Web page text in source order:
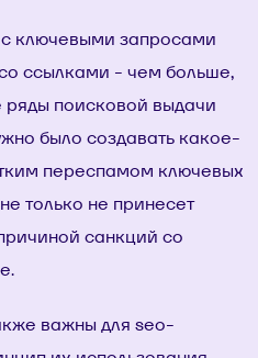
с ключевыми запросами
ссылками - чем больше,
ряды поисковой выдачи
было создавать какое-
переспамом ключевых
только не принесет
санкций со
важны для seo-